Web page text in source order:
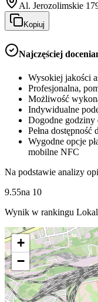
Al. Jerozolimskie
Kopiuj
Najczęściej
Wysokiej jakości
Profesjonalna,
Możliwość
Indywidualne
Dogodne godziny
Pełna dostępność
Wygodne opcje
mobilne NFC
Na podstawie analizy
9.55na 10
Wynik w rankingu
+
−